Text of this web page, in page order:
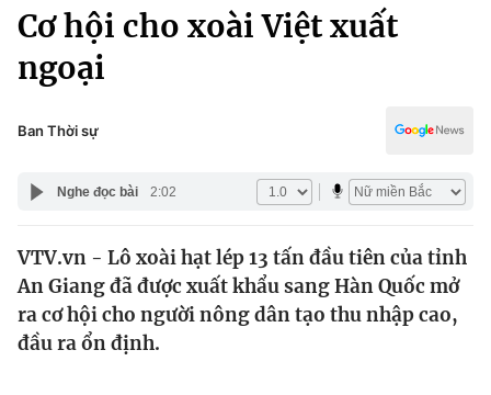
Chuyên mục
Chính trị
Pháp luật
Thế giới
Tin tức
Kinh tế
Thể thao
Truyền hình
Y tế
Công nghệ
Cơ hội cho xoài Việt xuất
ngoại
Ban Thời sự
Nghe đọc bài 2:02
VTV.vn - Lô xoài hạt lép 13 tấn đầu tiên của tỉnh
An Giang đã được xuất khẩu sang Hàn Quốc mở
ra cơ hội cho người nông dân tạo thu nhập cao,
đầu ra ổn định.